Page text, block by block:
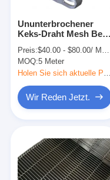
Ununterbrochener
Keks-Draht Mesh Belt
Preis:$40.00 - $80.00/ Meter|10 Meter/Meters(Min. Order)
MOQ:5 Meter
Wir Reden Jetzt.